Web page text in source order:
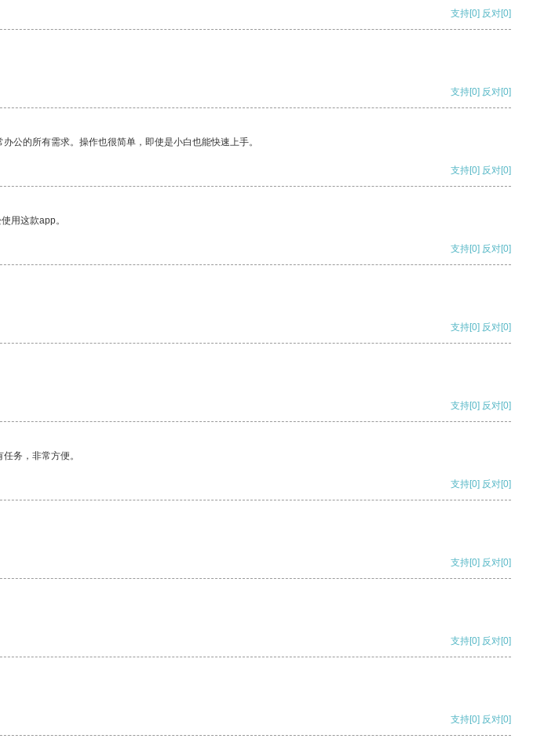
支持[0] 反对[0]
支持[0] 反对[0]
公的所有需求。操作也很简单，即使是小白也能快速上手。
支持[0] 反对[0]
用这款app。
支持[0] 反对[0]
支持[0] 反对[0]
支持[0] 反对[0]
务，非常方便。
支持[0] 反对[0]
支持[0] 反对[0]
支持[0] 反对[0]
支持[0] 反对[0]